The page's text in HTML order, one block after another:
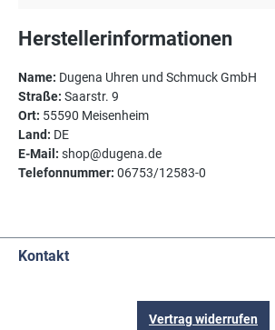
Herstellerinformationen
Name: Dugena Uhren und Schmuck GmbH
Straße: Saarstr. 9
Ort: 55590 Meisenheim
Land: DE
E-Mail: shop@dugena.de
Telefonnummer: 06753/12583-0
Kontakt
Vertrag widerrufen